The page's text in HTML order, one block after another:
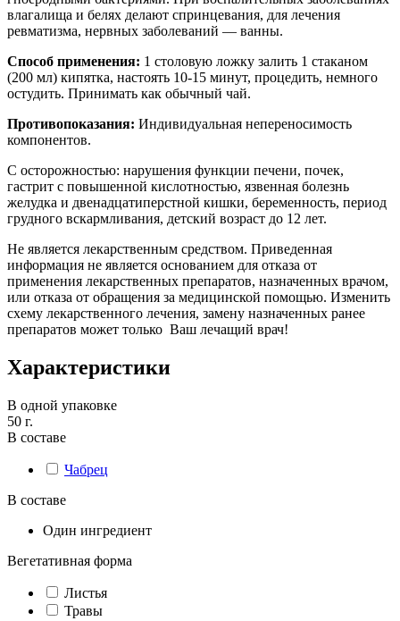
влагалища и белях делают спринцевания, для лечения
ревматизма, нервных заболеваний — ванны.
Способ применения: 1 столовую ложку залить 1 стаканом
(200 мл) кипятка, настоять 10-15 минут, процедить, немного
остудить. Принимать как обычный чай.
Противопоказания: Индивидуальная непереносимость
компонентов.
С осторожностью: нарушения функции печени, почек,
гастрит с повышенной кислотностью, язвенная болезнь
желудка и двенадцатиперстной кишки, беременность, период
грудного вскармливания, детский возраст до 12 лет.
Не является лекарственным средством. Приведенная
информация не является основанием для отказа от
применения лекарственных препаратов, назначенных врачом,
или отказа от обращения за медицинской помощью. Изменить
схему лекарственного лечения, замену назначенных ранее
препаратов может только Ваш лечащий врач!
Характеристики
В одной упаковке
50 г.
В составе
Чабрец
В составе
Один ингредиент
Вегетативная форма
Листья
Травы